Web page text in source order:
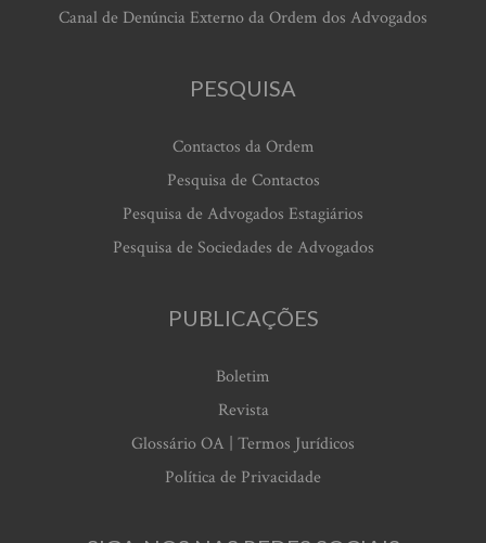
Canal de Denúncia Externo da Ordem dos Advogados
PESQUISA
Contactos da Ordem
Pesquisa de Contactos
Pesquisa de Advogados Estagiários
Pesquisa de Sociedades de Advogados
PUBLICAÇÕES
Boletim
Revista
Glossário OA | Termos Jurídicos
Política de Privacidade